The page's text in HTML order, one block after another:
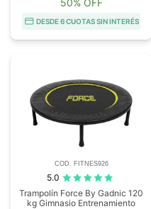
50% OFF
DESDE 6 CUOTAS SIN INTERÉS
COD. FITNES926
5.0
Trampolín Force By Gadnic 120
kg Gimnasio Entrenamiento